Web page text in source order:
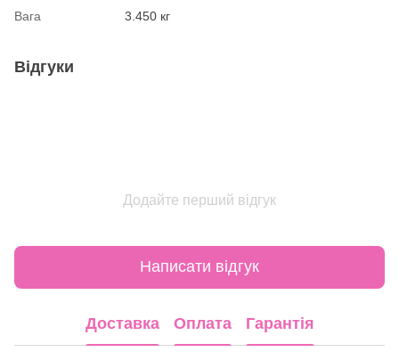
Вага
3.450 кг
Відгуки
Додайте перший відгук
Написати відгук
Доставка Оплата Гарантія